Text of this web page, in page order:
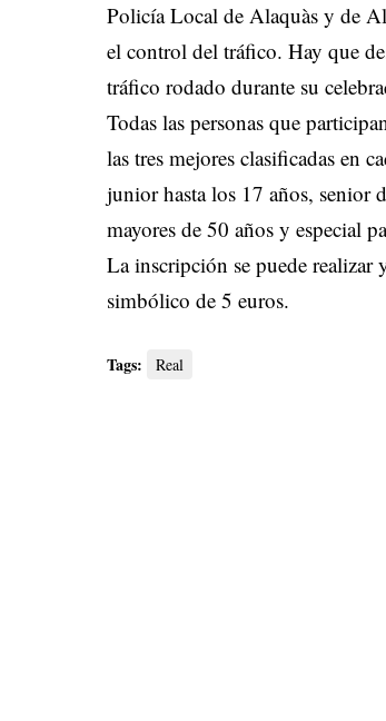
Policía Local de Alaquàs y de
el control del tráfico. Hay que
tráfico rodado durante su
Todas las personas que
las tres mejores clasificadas en
junior hasta los 17 años, senior
mayores de 50 años y especial
La inscripción se puede realizar
simbólico de 5 euros.
Tags: Real